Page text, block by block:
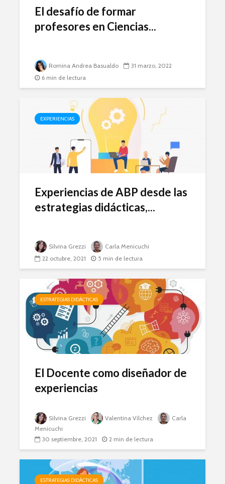
El desafío de formar
profesores en Ciencias...
Romina Andrea Basualdo
31 marzo, 2022
6 min de lectura
EXPERIENCIAS
Experiencias de ABP desde las
estrategias didácticas,...
Silvina Grezzi
Carla Menicuchi
22 octubre, 2021
5 min de lectura
ESTRATEGIAS DIDÁCTICAS
El Docente como diseñador de
experiencias
Silvina Grezzi Valentina Vílchez
Carla
Menicuchi
30 septiembre, 2021
2 min de lectura
ESTRATEGIAS DIDÁCTICAS